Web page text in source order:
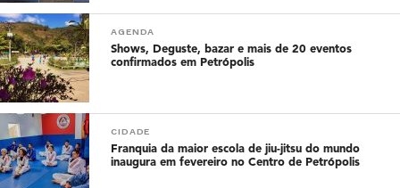
AGENDA
Shows, Deguste, bazar e mais de 20 eventos
confirmados em Petrópolis
CIDADE
Franquia da maior escola de jiu-jitsu do mundo
inaugura em fevereiro no Centro de Petrópolis